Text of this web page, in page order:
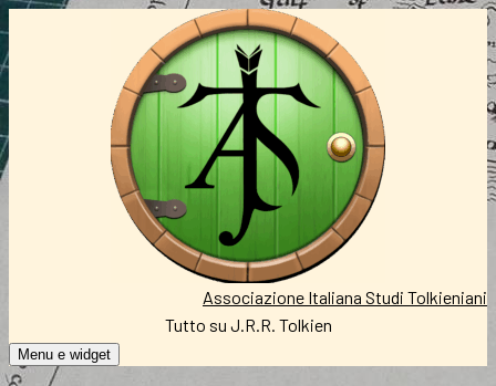
al
Associazione Italiana Studi Tolkieniani
Tutto su J.R.R. Tolkien
Menu e widget